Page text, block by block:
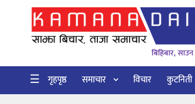
गृहपृष्ठ
विचार
कुटनिती
बिहिबार,
☰ गृहपृष्ठ समाचार विचार कुटनिती